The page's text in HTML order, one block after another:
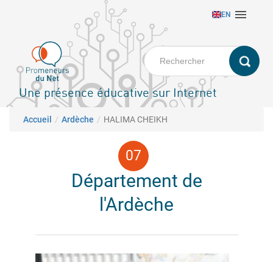
principal
EN 
Une présence éducative sur Internet
Fil d'Ariane
Accueil Ardèche HALIMA CHEIKH
Département de
l'Ardèche